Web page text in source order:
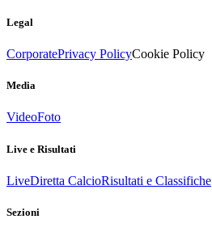
Legal
CorporatePrivacy PolicyCookie Policy
Media
VideoFoto
Live e Risultati
LiveDiretta CalcioRisultati e Classifiche
Sezioni